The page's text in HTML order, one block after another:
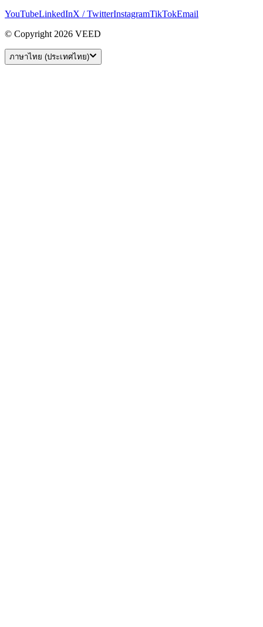
YouTubeLinkedInX / TwitterInstagramTikTokEmail
© Copyright 2026 VEED
ภาษาไทย (ประเทศไทย)